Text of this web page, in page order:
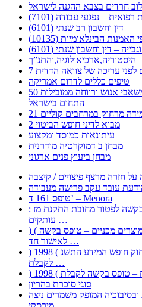
חרדים בצבא ההגנה לישראל
– נפגעי עבודה (7101)
דין וחשבון רב שנתי (6101)
הבינלאומיות (10135)
– דין וחשבון שנתי (6101)
היסטוריה,ארכיאולוגיה,והתנ”ך
לפני עריכה של צוואה הדדית
טיפים כללים לדרום אמריקה
50 טיפים ויותר לניהול חווית עובד, משאבי אנוש ורווחה ממובילות
התחום בישראל
מרחוק במרחבים קוליים
מבוא לדיני חופש הביטוי 2
עיתונאות כמוסד ומקצוע
מבחן ב דמוקרטיה מודרנית
מבחן ביעוץ פנים ארגוני
טופס 161 ד’ – Menora
: בקשה לפטור מחובת התקנת מז;quot&ח 3 טופס מספר ים ב
עותקים …
) ( פעמי להקלטת יצירות על מוצרים מכניים – טופס בקשה
לאישור חד …
) 1998 ( לפי חוק חופש המידע התשנ;quot&ח – טופס בקשה
לקבלת …
סוגי סוכרת בהריון
המופק משמרים ניצה